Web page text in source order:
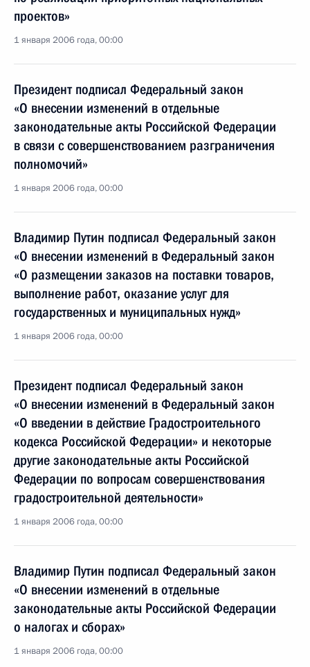
проектов»
1 января 2006 года, 00:00
Президент подписал Федеральный закон
«О внесении изменений в отдельные
законодательные акты Российской Федерации
в связи с совершенствованием разграничения
полномочий»
1 января 2006 года, 00:00
Владимир Путин подписал Федеральный закон
«О внесении изменений в Федеральный закон
«О размещении заказов на поставки товаров,
выполнение работ, оказание услуг для
государственных и муниципальных нужд»
1 января 2006 года, 00:00
Президент подписал Федеральный закон
«О внесении изменений в Федеральный закон
«О введении в действие Градостроительного
кодекса Российской Федерации» и некоторые
другие законодательные акты Российской
Федерации по вопросам совершенствования
градостроительной деятельности»
1 января 2006 года, 00:00
Владимир Путин подписал Федеральный закон
«О внесении изменений в отдельные
законодательные акты Российской Федерации
о налогах и сборах»
1 января 2006 года, 00:00